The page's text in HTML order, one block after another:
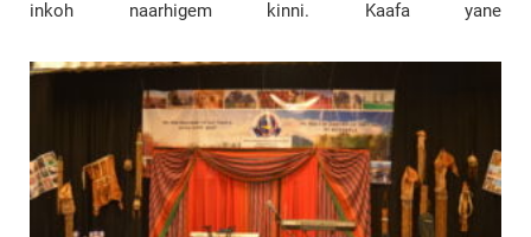
inkoh naarhigem kinni. Kaafa yane